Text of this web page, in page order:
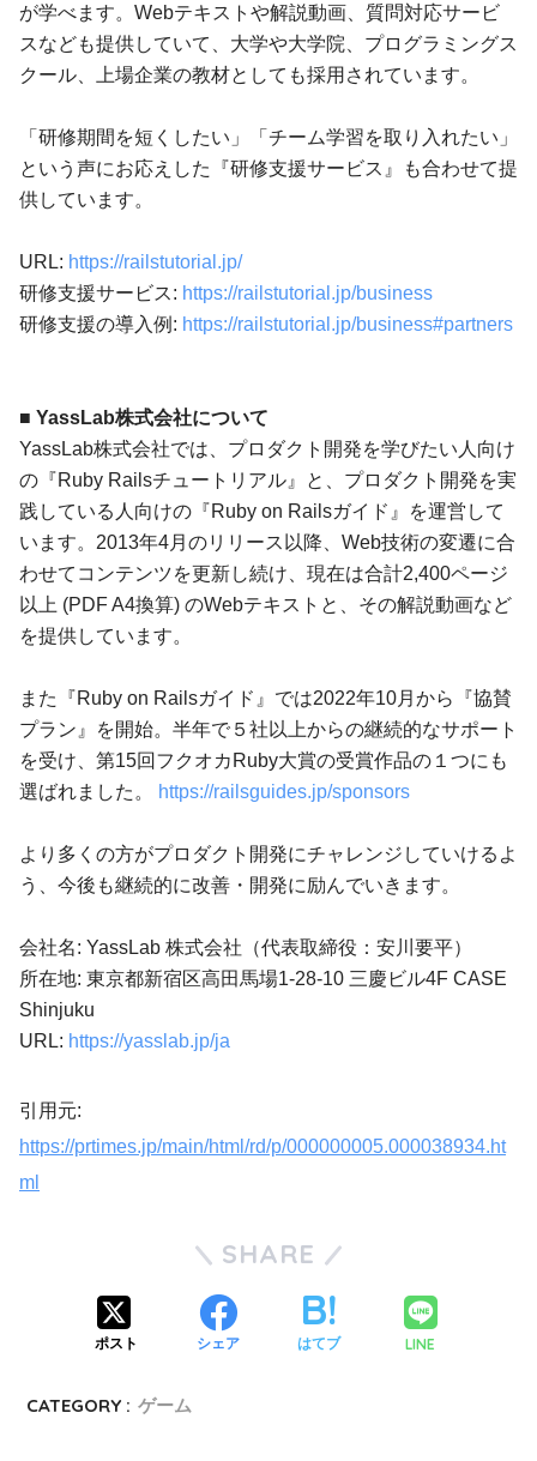
が学べます。Webテキストや解説動画、質問対応サービ
スなども提供していて、大学や大学院、プログラミングス
クール、上場企業の教材としても採用されています。
「研修期間を短くしたい」「チーム学習を取り入れたい」
という声にお応えした『研修支援サービス』も合わせて提
供しています。
URL: https://railstutorial.jp/
研修支援サービス: https://railstutorial.jp/business
研修支援の導入例: https://railstutorial.jp/business#partners
■ YassLab株式会社について
YassLab株式会社では、プロダクト開発を学びたい人向け
の『Ruby Railsチュートリアル』と、プロダクト開発を実
践している人向けの『Ruby on Railsガイド』を運営して
います。2013年4月のリリース以降、Web技術の変遷に合
わせてコンテンツを更新し続け、現在は合計2,400ページ
以上 (PDF A4換算) のWebテキストと、その解説動画など
を提供しています。
また『Ruby on Railsガイド』では2022年10月から『協賛
プラン』を開始。半年で５社以上からの継続的なサポート
を受け、第15回フクオカRuby大賞の受賞作品の１つにも
選ばれました。
https://railsguides.jp/sponsors
より多くの方がプロダクト開発にチャレンジしていけるよ
う、今後も継続的に改善・開発に励んでいきます。
会社名: YassLab 株式会社（代表取締役：安川要平）
所在地: 東京都新宿区高田馬場1-28-10 三慶ビル4F CASE
Shinjuku
URL: https://yasslab.jp/ja
引用元:
https://prtimes.jp/main/html/rd/p/000000005.000038934.ht
ml
SHARE
ポスト シェア はてブ LINE
CATEGORY : ゲーム